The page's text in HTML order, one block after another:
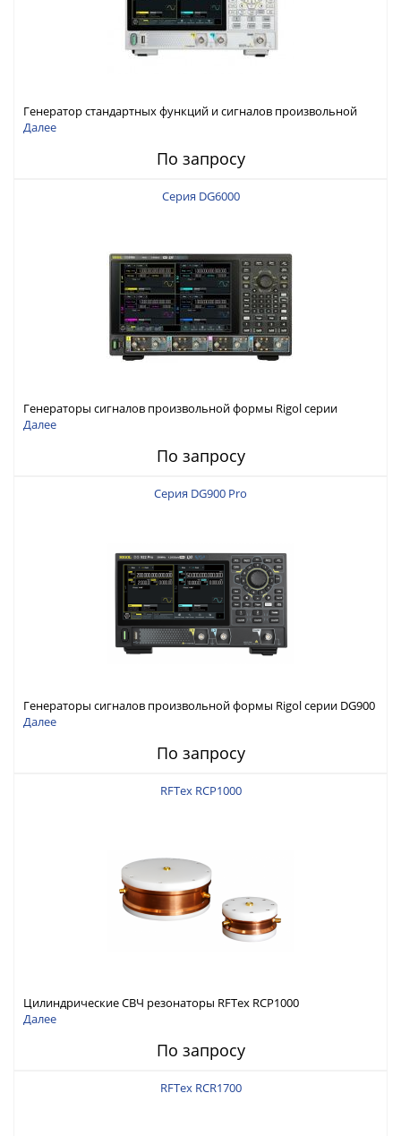
Генератор стандартных функций и сигналов произвольной
формы Rigol серии DG800 Pro, до 50 МГц
Далее
По запросу
Серия DG6000
Генераторы сигналов произвольной формы Rigol серии
DG6000 до 500 МГц или до 1 ГГц
Далее
По запросу
Серия DG900 Pro
Генераторы сигналов произвольной формы Rigol серии DG900
Pro с максимальной частотой 200 МГц
Далее
По запросу
RFTex RCP1000
Цилиндрические СВЧ резонаторы RFTex RCP1000
Далее
По запросу
RFTex RCR1700